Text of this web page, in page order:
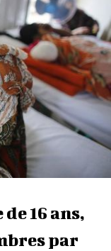
16 ans,
par